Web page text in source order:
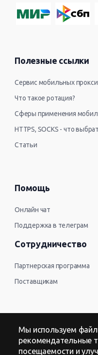
Полезные ссылки
Сервис мобильных прокси
Что такое ротация?
Сферы применения
HTTPS, SOCKS - что
Статьи
Помощь
Онлайн чат
Поддержка в телеграм
Сотрудничество
Партнерская программа
Поставщикам
Контакты
Оферта
Мы используем
рекомендательные
посещаемости и